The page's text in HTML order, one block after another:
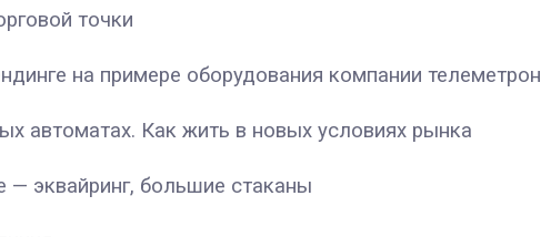
точки
на примере оборудования компании телеметрон
автоматах. Как жить в новых условиях рынка
— эквайринг, большие стаканы